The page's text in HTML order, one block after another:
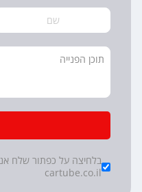
Checkboxes
*
cartube.co.il